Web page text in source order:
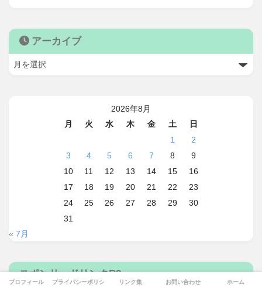
アーカイブ
2026年8月
月
火 水 木 金 土
日
1
2
3
4 5 6 7 8
9
10
11 12 13 14 15
16
17
18 19 20 21 22
23
24
25 26 27 28 29
30
31
« 7月
スポンサードリンクR2
プロフィール プライバシーポリシー リンク集 お問い合わせ ホーム